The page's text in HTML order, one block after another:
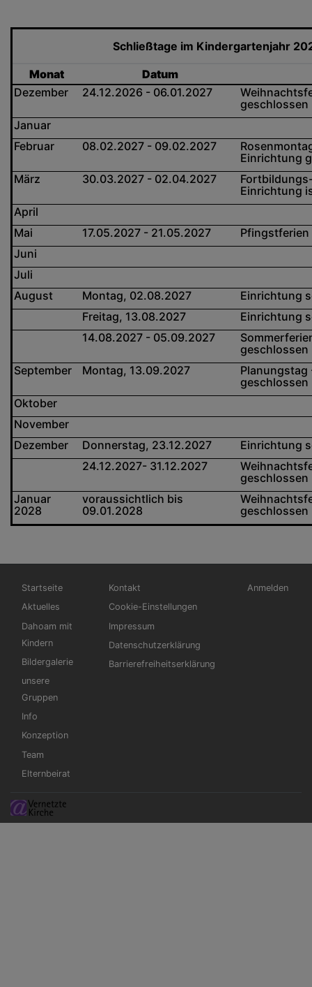
Schließtage im Kindergartenjahr
Monat
Datum
Dezember
24.12.2026 - 06.01.2027
geschlossen
Januar
Februar
08.02.2027 - 09.02.2027
Einrichtung
März
30.03.2027 - 02.04.2027
Einrichtung
April
Mai
17.05.2027 - 21.05.2027
Juni
Juli
August
Montag, 02.08.2027
Einrichtung
Freitag, 13.08.2027
Einrichtung
14.08.2027 - 05.09.2027
geschlossen
September
Montag, 13.09.2027
geschlossen
Oktober
November
Dezember
Donnerstag, 23.12.2027
Einrichtung
24.12.2027- 31.12.2027
geschlossen
Januar
2028
voraussichtlich bis
09.01.2028
geschlossen
Hauptnavigation
Startseite
Aktuelles
Dahoam mit
Kindern
Bildergalerie
unsere
Gruppen
Info
Konzeption
Team
Elternbeirat
Fußbereichsmenü
Kontakt
Cookie-Einstellungen
Impressum
Datenschutzerklärung
Barrierefreiheitserklärung
Anmelden